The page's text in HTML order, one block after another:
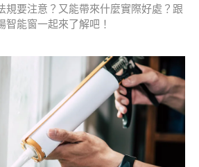
規要注意？又能帶來什麼實際好處？跟
智能窗一起來了解吧！